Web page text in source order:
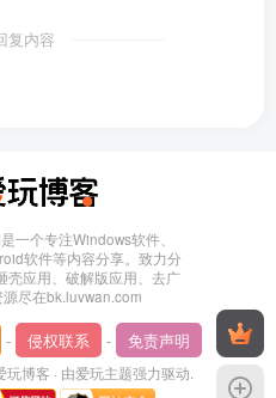
复内容
一个专注Windows软件、
软件等内容分享。致力分
壳应用、破解版应用、去广
尽在bk.luvwan.com
- 侵权联系 - 免责声明
玩博客 · 由爱玩主题强力驱动.